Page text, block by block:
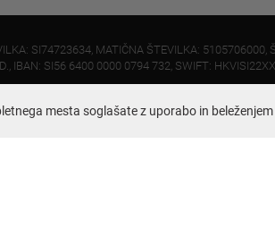
SI74723634, MATIČNA ŠTEVILKA:
IBAN: SI56 6400 0000 0794 732, SWIFT:
Črnuče 01 51 95 030 (uprava)
mesta soglašate z uporabo in